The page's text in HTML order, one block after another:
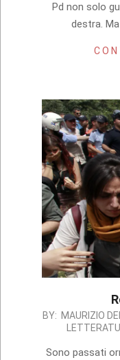
Pd non solo
destra.
2013-
22
BY: MAURIZIO
Sono passati